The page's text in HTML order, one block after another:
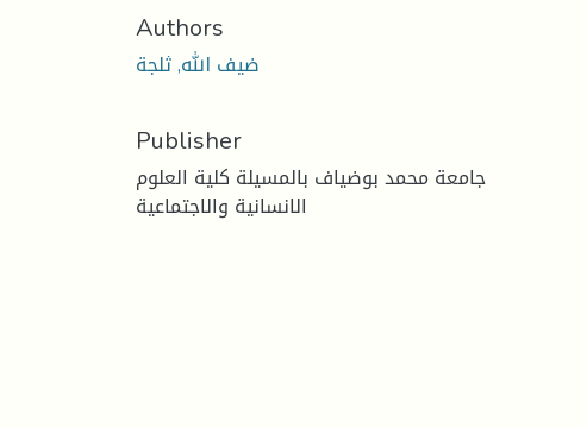
Authors
ضيف الله, ثلجة
Publisher
جامعة محمد بوضياف بالمسيلة كلية العلوم
الانسانية والاجتماعية